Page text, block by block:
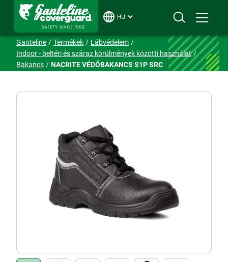
HU
Ganteline Termékek
Lábvédelem
Indoor - beltéri és száraz körülmények közötti használat
Bakancs
NACRITE VÉDŐBAKANCS S1P SRC